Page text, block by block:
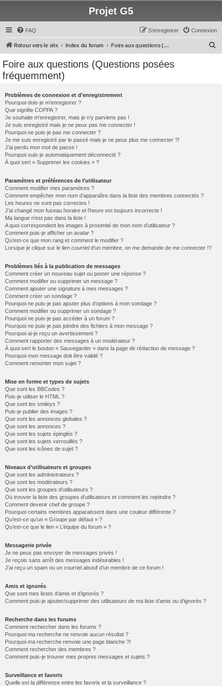
Projet G5
FAQ Connexion
S’enregistrer
Retour vers le site Index du forum Foire aux questions (Questions posées fréquemment)
Foire aux questions (Questions posées
fréquemment)
Problèmes de connexion et d’enregistrement
Pourquoi dois-je m’enregistrer ?
Que signifie COPPA ?
Je souhaite m’enregistrer, mais je n’y parviens pas !
Je suis enregistré mais je ne peux pas me connecter !
Pourquoi ne puis-je pas me connecter ?
Je me suis enregistré par le passé mais je ne peux plus me connecter ?!
J’ai perdu mon mot de passe !
Pourquoi suis-je automatiquement déconnecté ?
À quoi sert « Supprimer les cookies » ?
Paramètres et préférences de l’utilisateur
Comment modifier mes paramètres ?
Comment empêcher mon nom d’apparaître dans la liste des membres connectés ?
Les heures ne sont pas correctes !
J’ai changé mon fuseau horaire et l’heure est toujours incorrecte !
Ma langue n’est pas dans la liste !
A quoi correspondent les images à proximité de mon nom d’utilisateur ?
Comment puis-je afficher un avatar ?
Qu’est-ce que mon rang et comment le modifier ?
Lorsque je clique sur le lien courrield’un membre, on me demande de me connecter !?
Problèmes liés à la publication de messages
Comment créer un nouveau sujet ou poster une réponse ?
Comment modifier ou supprimer un message ?
Comment ajouter une signature à mes messages ?
Comment créer un sondage ?
Pourquoi ne puis-je pas ajouter plus d’options à mon sondage ?
Comment modifier ou supprimer un sondage ?
Pourquoi ne puis-je pas accéder à un forum ?
Pourquoi ne puis-je pas joindre des fichiers à mon message ?
Pourquoi ai-je reçu un avertissement ?
Comment rapporter des messages à un modérateur ?
À quoi sert le bouton « Sauvegarder » dans la page de rédaction de message ?
Pourquoi mon message doit être validé ?
Comment remonter mon sujet ?
Mise en forme et types de sujets
Que sont les BBCodes ?
Puis-je utiliser le HTML ?
Que sont les smileys ?
Puis-je publier des images ?
Que sont les annonces globales ?
Que sont les annonces ?
Que sont les sujets épinglés ?
Que sont les sujets verrouillés ?
Que sont les icônes de sujet ?
Niveaux d’utilisateurs et groupes
Que sont les administrateurs ?
Que sont les modérateurs ?
Que sont les groupes d’utilisateurs ?
Où trouver la liste des groupes d’utilisateurs et comment les rejoindre ?
Comment devenir chef de groupe ?
Pourquoi certains membres apparaissent dans une couleur différente ?
Qu’est-ce qu’un « Groupe par défaut » ?
Qu’est-ce que le lien « L’équipe du forum » ?
Messagerie privée
Je ne peux pas envoyer de messages privés !
Je reçois sans arrêt des messages indésirables !
J’ai reçu un spam ou un courriel abusif d’un membre de ce forum !
Amis et ignorés
Que sont mes listes d’amis et d’ignorés ?
Comment puis-je ajouter/supprimer des utilisateurs de ma liste d’amis ou d’ignorés ?
Recherche dans les forums
Comment rechercher dans les forums ?
Pourquoi ma recherche ne renvoie aucun résultat ?
Pourquoi ma recherche renvoie une page blanche ?!
Comment rechercher des membres ?
Comment puis-je trouver mes propres messages et sujets ?
Surveillance et favoris
Quelle est la différence entre les favoris et la surveillance ?